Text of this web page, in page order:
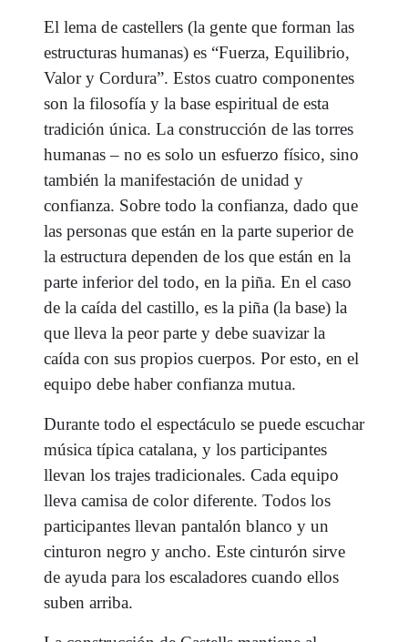
El lema de castellers (la gente que forman las
estructuras humanas) es “Fuerza, Equilibrio,
Valor y Cordura”. Estos cuatro componentes
son la filosofía y la base espiritual de esta
tradición única. La construcción de las torres
humanas – no es solo un esfuerzo físico, sino
también la manifestación de unidad y
confianza. Sobre todo la confianza, dado que
las personas que están en la parte superior de
la estructura dependen de los que están en la
parte inferior del todo, en la piña. En el caso
de la caída del castillo, es la piña (la base) la
que lleva la peor parte y debe suavizar la
caída con sus propios cuerpos. Por esto, en el
equipo debe haber confianza mutua.
Durante todo el espectáculo se puede escuchar
música típica catalana, y los participantes
llevan los trajes tradicionales. Cada equipo
lleva camisa de color diferente. Todos los
participantes llevan pantalón blanco y un
cinturon negro y ancho. Este cinturón sirve
de ayuda para los escaladores cuando ellos
suben arriba.